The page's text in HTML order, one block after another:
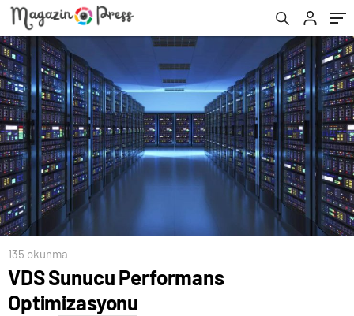
135 okunma
VDS Sunucu Performans
Optimizasyonu